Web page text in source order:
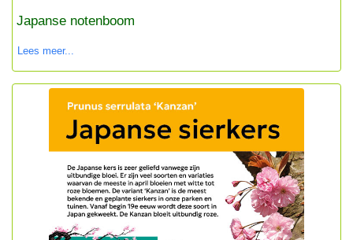
Japanse notenboom
Lees meer...